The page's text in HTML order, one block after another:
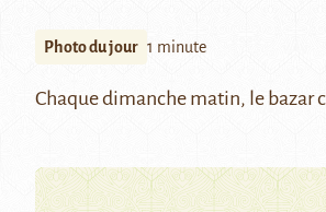
Photo du jour 1 minute
Chaque dimanche matin, le bazar